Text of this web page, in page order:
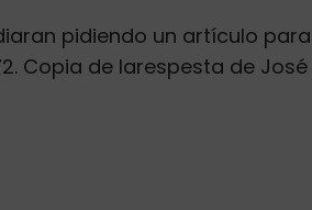
pidiendo un artículo
Copia de larespesta de